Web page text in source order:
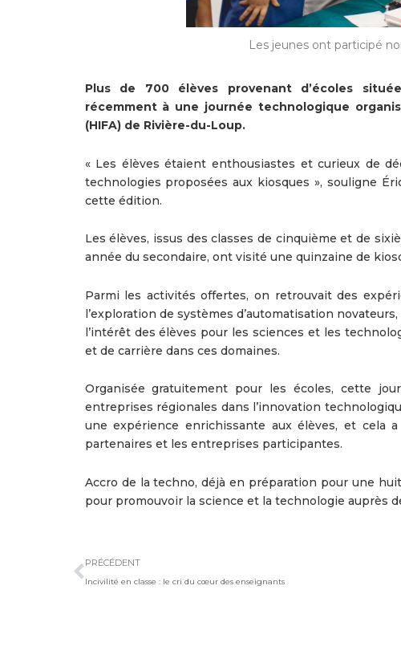
Les jeunes ont participé
Plus de 700 élèves provenant d’écoles
récemment à une journée technologique
(HIFA) de Rivière-du-Loup.
« Les élèves étaient enthousiastes et curieux de
technologies proposées aux kiosques », souligne
cette édition.
Les élèves, issus des classes de cinquième et de
année du secondaire, ont visité une quinzaine de
Parmi les activités offertes, on retrouvait des
l’exploration de systèmes d’automatisation
l’intérêt des élèves pour les sciences et les
et de carrière dans ces domaines.
Organisée gratuitement pour les écoles, cette
entreprises régionales dans l’innovation
une expérience enrichissante aux élèves, et cela
partenaires et les entreprises participantes.
Accro de la techno, déjà en préparation pour une
pour promouvoir la science et la technologie auprès
PRÉCÉDENT
Incivilité en classe : le cri du cœur des enseignants